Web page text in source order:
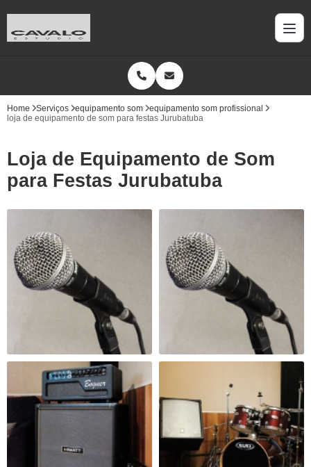
Home Serviços equipamento som
equipamento som profissional
loja de equipamento de som para festas Jurubatuba
Loja de Equipamento de Som
para Festas Jurubatuba